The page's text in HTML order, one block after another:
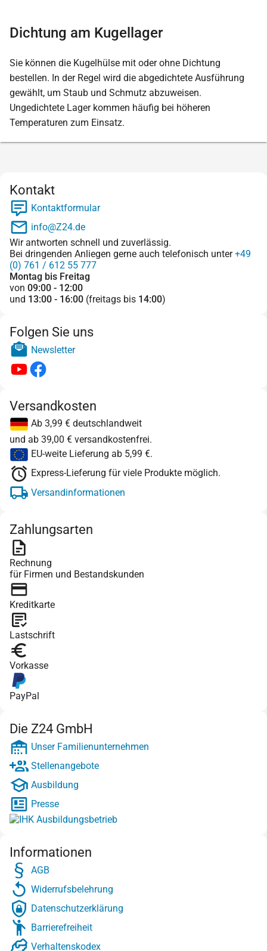
Dichtung am Kugellager
Sie können die Kugelhülse mit oder ohne Dichtung
bestellen. In der Regel wird die abgedichtete Ausführung
gewählt, um Staub und Schmutz abzuweisen.
Ungedichtete Lager kommen häufig bei höheren
Temperaturen zum Einsatz.
Kontakt
Kontaktformular
info@Z24.de
Wir antworten schnell und zuverlässig.
Bei dringenden Anliegen gerne auch telefonisch unter+49
(0) 761 / 612 55 777
Montag bis Freitag
von 09:00 - 12:00
und 13:00 - 16:00 (freitags bis 14:00)
Folgen Sie uns
Newsletter
Versandkosten
Ab 3,99 € deutschlandweit
und ab 39,00 € versandkostenfrei.
EU-weite Lieferung ab 5,99 €.
Express-Lieferung für viele Produkte möglich.
Versandinformationen
Zahlungsarten
Rechnung
für Firmen und Bestandskunden
Kreditkarte
Lastschrift
Vorkasse
PayPal
Die Z24 GmbH
Unser Familienunternehmen
Stellenangebote
Ausbildung
Presse
Informationen
AGB
Widerrufsbelehrung
Datenschutzerklärung
Barrierefreiheit
Verhaltenskodex